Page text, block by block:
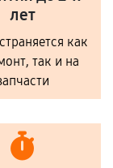
лет
как
так и на